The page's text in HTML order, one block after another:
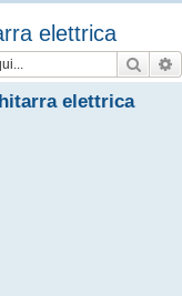
elettrica
Cerca
elettrica